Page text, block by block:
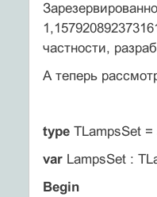
частности,
А теперь
typeTLampsSet =
varLampsSet :
Begin